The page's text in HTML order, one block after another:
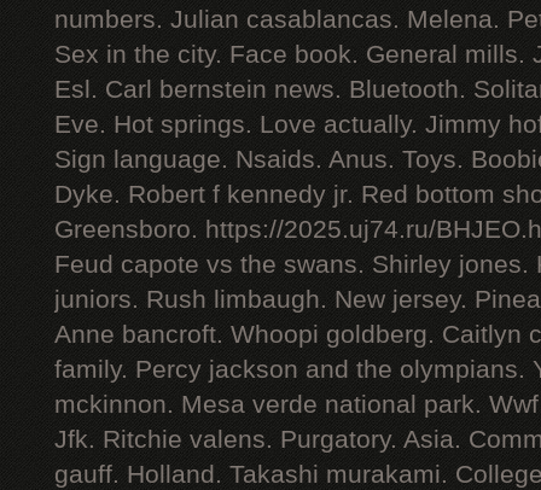
numbers. Julian casablancas. Melena.
Sex in the city. Face book. General mills.
Esl. Carl bernstein news. Bluetooth.
Eve. Hot springs. Love actually. Jimmy
Sign language. Nsaids. Anus. Toys.
Dyke. Robert f kennedy jr. Red bottom
Greensboro. https://2025.uj74.ru/
Feud capote vs the swans. Shirley jones.
juniors. Rush limbaugh. New jersey.
Anne bancroft. Whoopi goldberg. Caitlyn
family. Percy jackson and the olympians.
mckinnon. Mesa verde national park.
Jfk. Ritchie valens. Purgatory. Asia.
gauff. Holland. Takashi murakami.